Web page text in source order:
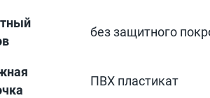
без защитного
ПВХ пластикат